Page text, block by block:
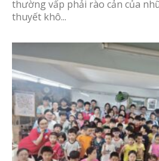
thường vấp phải rào cản của
thuyết khô...